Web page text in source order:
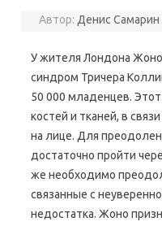
Автор: Денис Самарин
У жителя Лондона Жоно
синдром Тричера
50 000 младенцев.
костей и тканей, в
на лице. Для
достаточно пройти
же необходимо
связанные с
недостатка. Жоно